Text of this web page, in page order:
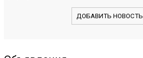
ДОБАВИТЬ НОВОСТЬ